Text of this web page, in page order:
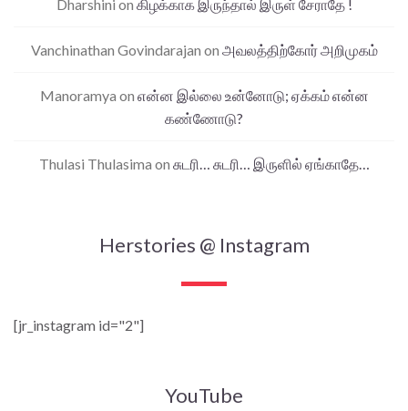
Dharshini on கிழக்காக இருந்தால் இருள் சேராதே !
Vanchinathan Govindarajan on அவலத்திற்கோர் அறிமுகம்
Manoramya on என்ன இல்லை உன்னோடு; ஏக்கம் என்ன
கண்ணோடு?
Thulasi Thulasima on சுடரி… சுடரி… இருளில் ஏங்காதே…
Herstories @ Instagram
[jr_instagram id="2"]
YouTube